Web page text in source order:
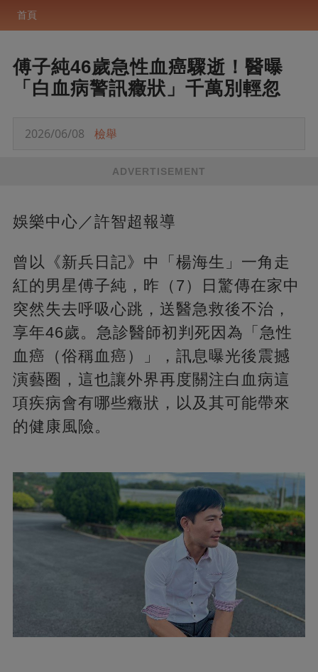
首頁
傅子純46歲急性血癌驟逝！醫曝
「白血病警訊癥狀」千萬別輕忽
2026/06/08 檢舉
ADVERTISEMENT
娛樂中心／許智超報導
曾以《新兵日記》中「楊海生」一角走
紅的男星傅子純，昨（7）日驚傳在家中
突然失去呼吸心跳，送醫急救後不治，
享年46歲。急診醫師初判死因為「急性
血癌（俗稱血癌）」，訊息曝光後震撼
演藝圈，這也讓外界再度關注白血病這
項疾病會有哪些癥狀，以及其可能帶來
的健康風險。